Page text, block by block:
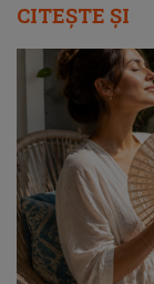
CITEȘTE ȘI